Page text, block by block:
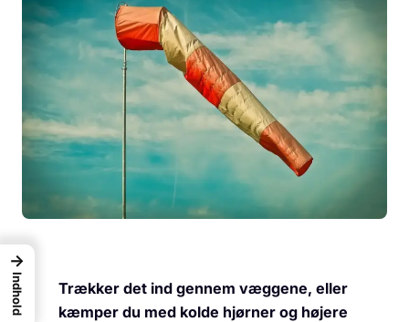
Trækker det ind gennem væggene, eller
kæmper du med kolde hjørner og højere
→
Indhold